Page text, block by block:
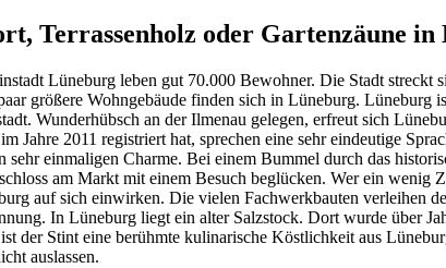
Terrassenholz oder Gartenzäune
Lüneburg leben gut 70.000 Bewohner. Die Stadt streckt
größere Wohngebäude finden sich in Lüneburg.
Wunderhübsch an der Ilmenau gelegen, erfreut sich
Jahre 2011 registriert hat, sprechen eine sehr eindeutige
einmaligen Charme. Bei einem Bummel durch das
am Markt mit einem Besuch beglücken. Wer ein
auf sich einwirken. Die vielen Fachwerkbauten verleihen
In Lüneburg liegt ein alter Salzstock. Dort wurde über
der Stint eine berühmte kulinarische Köstlichkeit aus
auslassen.